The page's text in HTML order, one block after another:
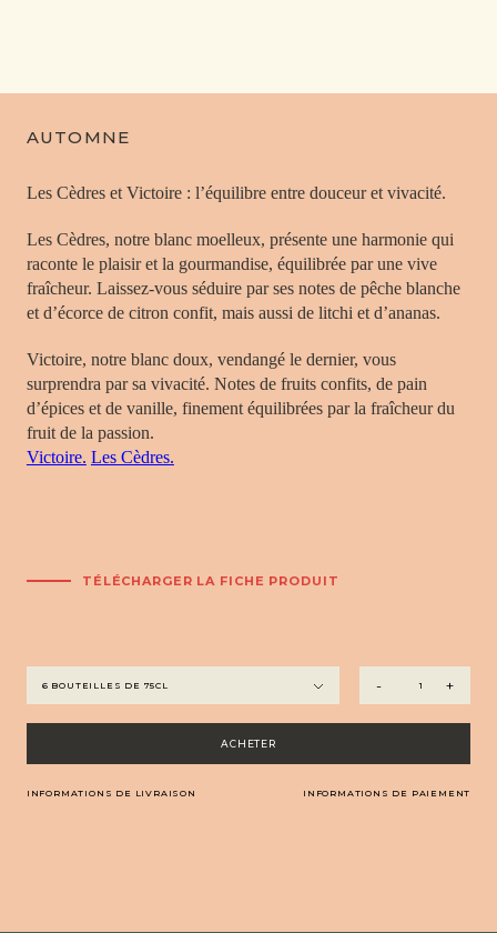
AUTOMNE
Les Cèdres et Victoire : l’équilibre entre douceur et vivacité.
Les Cèdres, notre blanc moelleux, présente une harmonie qui
raconte le plaisir et la gourmandise, équilibrée par une vive
fraîcheur. Laissez-vous séduire par ses notes de pêche blanche
et d’écorce de citron confit, mais aussi de litchi et d’ananas.
Victoire, notre blanc doux, vendangé le dernier, vous
surprendra par sa vivacité. Notes de fruits confits, de pain
d’épices et de vanille, finement équilibrées par la fraîcheur du
fruit de la passion.
Victoire. Les Cèdres.
TÉLÉCHARGER LA FICHE PRODUIT
+
Automne
-
ACHETER
INFORMATIONS DE LIVRAISON INFORMATIONS DE PAIEMENT